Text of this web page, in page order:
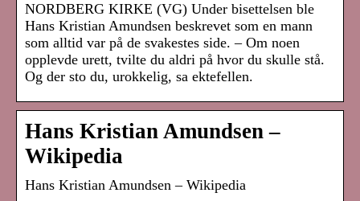
NORDBERG KIRKE (VG) Under bisettelsen ble
Hans Kristian Amundsen beskrevet som en mann
som alltid var på de svakestes side. – Om noen
opplevde urett, tvilte du aldri på hvor du skulle stå.
Og der sto du, urokkelig, sa ektefellen.
Hans Kristian Amundsen –
Wikipedia
Hans Kristian Amundsen – Wikipedia